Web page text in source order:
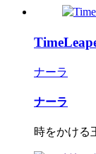
ナーラ
ナーラ
時をかける